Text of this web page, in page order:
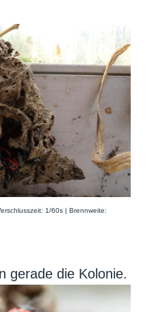
1/60s | Brennweite:
gerade die Kolonie.